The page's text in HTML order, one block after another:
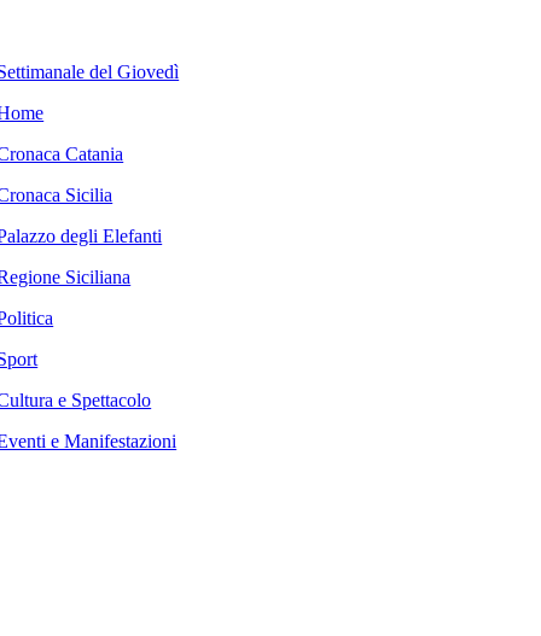
del Giovedì
Catania
Sicilia
degli Elefanti
Siciliana
e Spettacolo
e Manifestazioni